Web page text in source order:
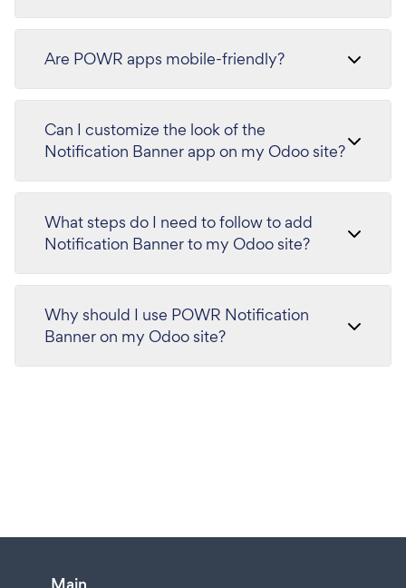
Are POWR apps mobile-friendly?
Can I customize the look of the
Notification Banner app on my Odoo site?
What steps do I need to follow to add
Notification Banner to my Odoo site?
Why should I use POWR Notification
Banner on my Odoo site?